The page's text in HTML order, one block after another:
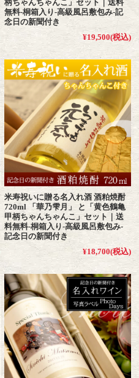
柄ちゃんちゃんこ」セット｜送料
無料-桐箱入り-高級風呂敷包み-記
念日の新聞付き
¥19,500(税込)
米寿祝いに贈る名入れ酒 酒粕焼酎
720ml 「華乃雫月」 と「黄色鶴亀
甲柄ちゃんちゃんこ」セット｜送
料無料-桐箱入り-高級風呂敷包み-
記念日の新聞付き
¥18,700(税込)